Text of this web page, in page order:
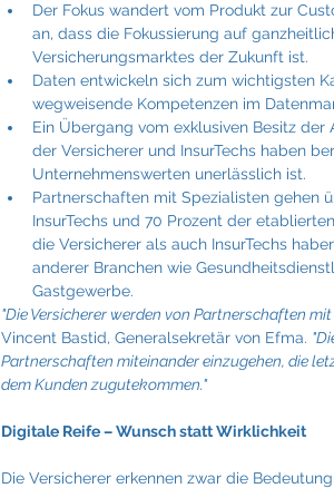
Der Fokus wandert vom Produkt zur
an, dass die Fokussierung auf
Versicherungsmarktes der Zukunft ist.
Daten entwickeln sich zum wichtigsten
wegweisende Kompetenzen im
Ein Übergang vom exklusiven Besitz der
der Versicherer und InsurTechs haben
Unternehmenswerten unerlässlich ist.
Partnerschaften mit Spezialisten gehen
InsurTechs und 70 Prozent der
die Versicherer als auch InsurTechs
anderer Branchen wie
Gastgewerbe.
"Die Versicherer werden von Partnerschaften
Vincent Bastid, Generalsekretär von Efma.
Partnerschaften miteinander einzugehen, die
dem Kunden zugutekommen."
Digitale Reife – Wunsch statt Wirklichkeit
Die Versicherer erkennen zwar die